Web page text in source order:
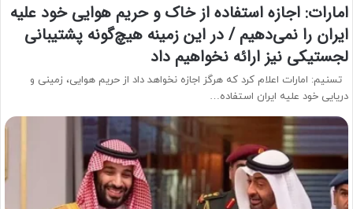
امارات: اجازه استفاده از خاک و حریم هوایی خود علیه
ایران را نمی‌دهیم / در این زمینه هیچ‌گونه پشتیبانی
لجستیکی نیز ارائه نخواهیم داد
تسنیم: امارات اعلام کرد که هرگز اجازه نخواهد داد از حریم هوایی، زمینی و
دریایی خود علیه ایران استفاده…